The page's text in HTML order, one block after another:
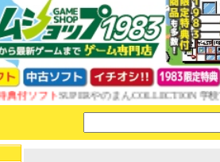
トSUPERやのまんCOLLECTION 学校であ